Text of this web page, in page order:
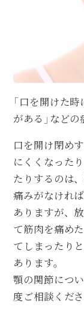
「口を開けた
がある」など
口を開け閉め
にくくなった
たりするのは
痛みがなけれ
ありますが、
て筋肉を痛め
てしまったり
あります。
顎の関節につ
度ご相談くださ